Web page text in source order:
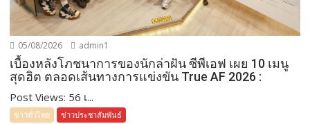
05/08/2026 admin1
เบื้องหลังโภชนาการของนักล่าฝัน ซีพีเอฟ เผย 10 เมนู
สุดฮิต ตลอดเส้นทางการแข่งขัน True AF 2026 :
Post Views: 56 เ...
ข่าวทั่วไทย ข่าวประชาสัมพันธ์